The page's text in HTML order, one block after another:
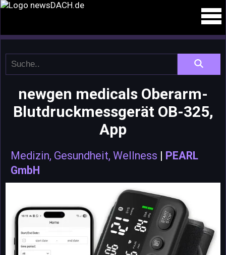
newgen medicals Oberarm-
Blutdruckmessgerät OB-325,
App
Medizin, Gesundheit, Wellness | PEARL
GmbH